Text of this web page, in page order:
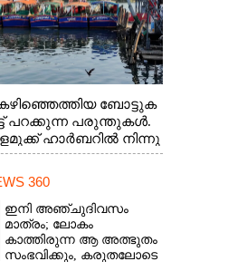
ബോട്ടുക
പറക്കുന്ന പരുന്തുകൾ.
ഹാർബറിൽ നിന്നു
360
ഇനി അഞ്ചുദിവസം
മാത്രം; ലോകം
കാത്തിരുന്ന ആ അത്ഭുതം
സംഭവിക്കും, കരുതലോടെ